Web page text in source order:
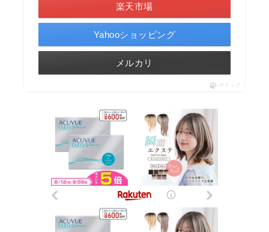
楽天市場
Yahooショッピング
メルカリ
ポチップ